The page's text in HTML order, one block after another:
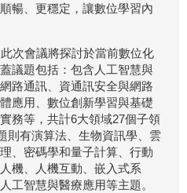
暢、更穩定，讓數位學習內
次會議將探討於當前數位化
議題包括：包含人工智慧與
路通訊、資通訊安全與網路
應用、數位創新學習與基礎
務等，共計6大領域27個子領
則有演算法、生物資訊學、雲
、密碼學和量子計算、行動
機、人機互動、嵌入式系
工智慧與醫療應用等主題。